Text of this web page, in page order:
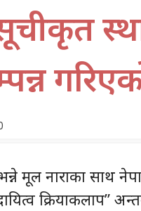
मूल नाराका साथ
क्रियाकलाप”